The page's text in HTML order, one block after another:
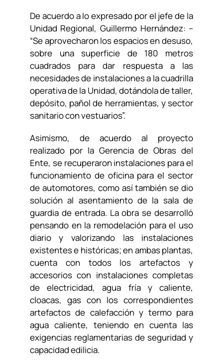
De acuerdo a lo expresado por el jefe de la
Unidad Regional, Guillermo Hernández: –
“Se aprovecharon los espacios en desuso,
sobre una superficie de 180 metros
cuadrados para dar respuesta a las
necesidades de instalaciones a la cuadrilla
operativa de la Unidad, dotándola de taller,
depósito, pañol de herramientas, y sector
sanitario con vestuarios”.
Asimismo, de acuerdo al proyecto
realizado por la Gerencia de Obras del
Ente, se recuperaron instalaciones para el
funcionamiento de oficina para el sector
de automotores, como así también se dio
solución al asentamiento de la sala de
guardia de entrada. La obra se desarrolló
pensando en la remodelación para el uso
diario y valorizando las instalaciones
existentes e históricas; en ambas plantas,
cuenta con todos los artefactos y
accesorios con instalaciones completas
de electricidad, agua fría y caliente,
cloacas, gas con los correspondientes
artefactos de calefacción y termo para
agua caliente, teniendo en cuenta las
exigencias reglamentarias de seguridad y
capacidad edilicia.